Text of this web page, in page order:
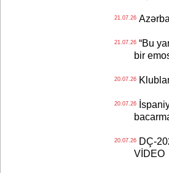
21.07.26
21.07.26“Bu
bir
20.07.26
20.07.26
20.07.26DÇ-
VİDEO